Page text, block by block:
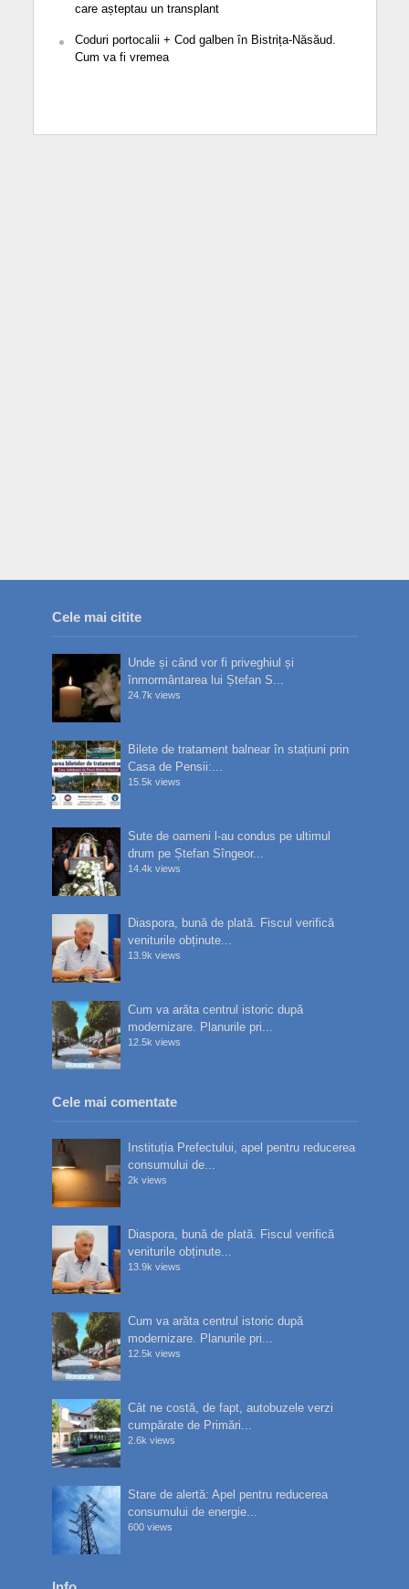
care așteptau un transplant
Coduri portocalii + Cod galben în Bistrița-Năsăud.
Cum va fi vremea
Cele mai citite
Unde și când vor fi priveghiul și
înmormântarea lui Ștefan S...
24.7k views
Bilete de tratament balnear în stațiuni prin
Casa de Pensii:...
15.5k views
Sute de oameni l-au condus pe ultimul
drum pe Ștefan Sîngeor...
14.4k views
Diaspora, bună de plată. Fiscul verifică
veniturile obținute...
13.9k views
Cum va arăta centrul istoric după
modernizare. Planurile pri...
12.5k views
Cele mai comentate
Instituția Prefectului, apel pentru reducerea
consumului de...
2k views
Diaspora, bună de plată. Fiscul verifică
veniturile obținute...
13.9k views
Cum va arăta centrul istoric după
modernizare. Planurile pri...
12.5k views
Cât ne costă, de fapt, autobuzele verzi
cumpărate de Primări...
2.6k views
Stare de alertă: Apel pentru reducerea
consumului de energie...
600 views